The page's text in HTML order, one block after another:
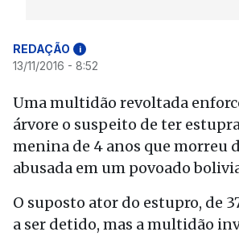
REDAÇÃO i
13/11/2016 - 8:52
Uma multidão revoltada
árvore o suspeito de ter
menina de 4 anos que morreu
abusada em um povoado
O suposto ator do estupro, de
a ser detido, mas a multidão